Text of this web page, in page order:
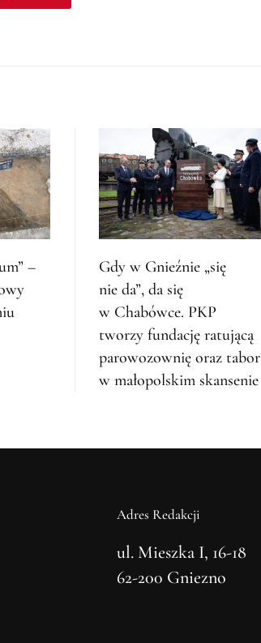
–
Gdy w Gnieźnie „się
nie da”, da się
w Chabówce. PKP
tworzy fundację ratującą
parowozownię oraz tabor
w małopolskim skansenie
Adres Redakcji
ul. Mieszka I, 16-18
62-200 Gniezno